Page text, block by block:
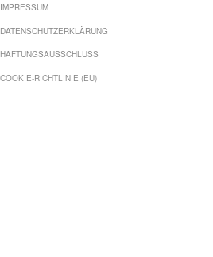
IMPRESSUM
DATENSCHUTZERKLÄRUNG
HAFTUNGSAUSSCHLUSS
COOKIE-RICHTLINIE (EU)